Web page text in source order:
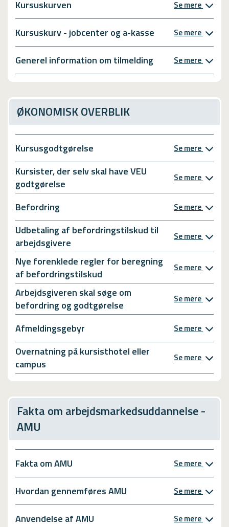
Kursuskurven Se mere
Kursuskurv - jobcenter og a-kasse Se mere
Generel information om tilmelding Se mere
ØKONOMISK OVERBLIK
Kursusgodtgørelse Se mere
Kursister, der selv skal have VEU
godtgørelse
Se mere
Befordring Se mere
Udbetaling af befordringstilskud til
arbejdsgivere
Se mere
Nye forenklede regler for beregning
af befordringstilskud
Se mere
Arbejdsgiveren skal søge om
befordring og godtgørelse
Se mere
Afmeldingsgebyr Se mere
Overnatning på kursisthotel eller
campus
Se mere
Fakta om arbejdsmarkedsuddannelse -
AMU
Fakta om AMU Se mere
Hvordan gennemføres AMU Se mere
Anvendelse af AMU Se mere